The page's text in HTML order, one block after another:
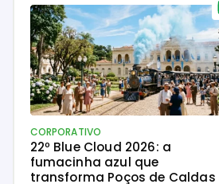
CORPORATIVO
22º Blue Cloud 2026: a
fumacinha azul que
transforma Poços de Caldas